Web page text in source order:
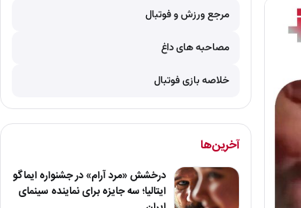
مرجع ورزش و فوتبال
مصاحبه های داغ
خلاصه بازی فوتبال
آخرین‌ها
درخشش «مرد آرام» در جشنواره ایماگو
ایتالیا؛ سه جایزه برای نماینده سینمای